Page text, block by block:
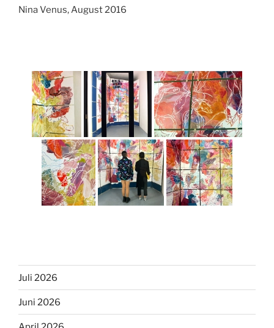
Nina Venus, August 2016
Juli 2026
Juni 2026